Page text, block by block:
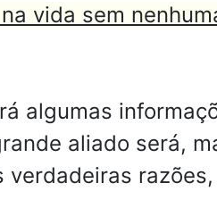
vida sem
algumas
aliado será,